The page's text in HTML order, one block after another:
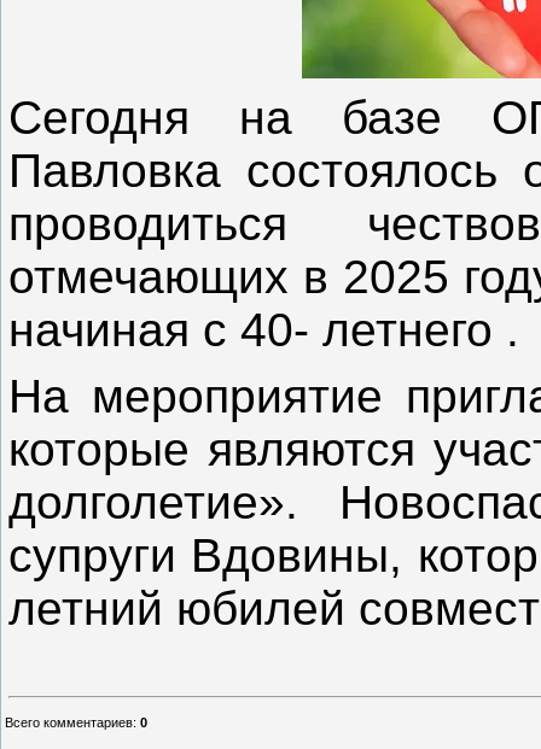
Сегодня на базе
Павловка состоялось
проводиться
отмечающих в 2025
начиная с 40- летнего .
На мероприятие
которые являются
долголетие».
супруги Вдовины,
летний юбилей
Всего комментариев: 0